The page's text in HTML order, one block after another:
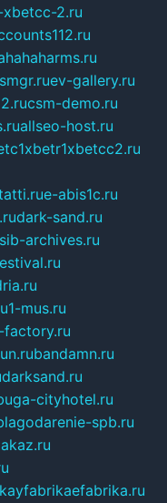
2.ru
ev-gallery.ru
csm-demo.ru
allseo-host.ru
e-abis1c.ru
dark-sand.ru
sib-archives.ru
1-mus.ru
factory.ru
bandamn.ru
darksand.ru
cityhotel.ru
spb.ru